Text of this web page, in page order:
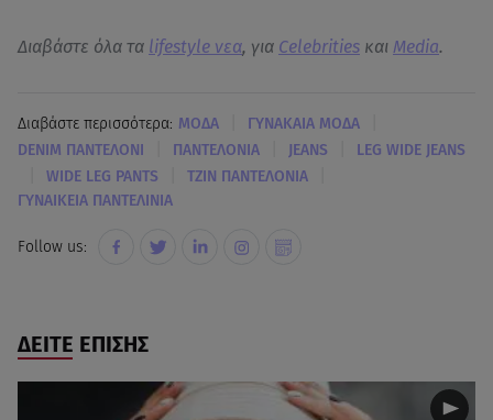
Διαβάστε όλα τα lifestyle νεα, για Celebrities και Media.
Διαβάστε περισσότερα: MΟΔΑ ΓΥΝΑΚΑΙΑ ΜΟΔΑ
DENIM ΠΑΝΤΕΛΟΝΙ ΠΑΝΤΕΛΟΝΙΑ JEANS LEG WIDE JEANS
WIDE LEG PANTS ΤΖΙΝ ΠΑΝΤΕΛΟΝΙΑ
ΓΥΝΑΙΚΕΙΑ ΠΑΝΤΕΛΙΝΙΑ
Follow us:
ΔΕΙΤΕ ΕΠΙΣΗΣ